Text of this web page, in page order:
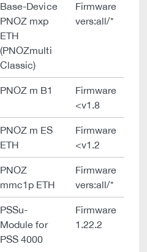
Base-Device
PNOZ mxp
ETH
(PNOZmulti
Classic)
Firmware
vers:all/*
PNOZ m B1
Firmware
<v1.8
PNOZ m ES
ETH
Firmware
<v1.2
PNOZ
mmc1p ETH
Firmware
vers:all/*
PSSu-
Module for
PSS 4000
Firmware
1.22.2